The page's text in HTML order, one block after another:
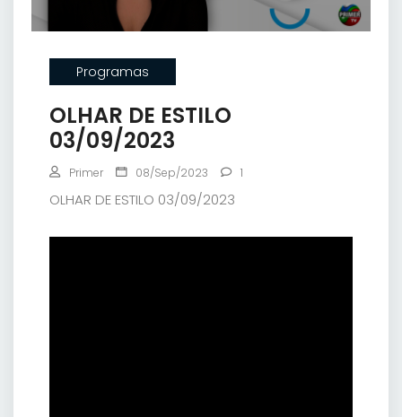
Programas
OLHAR DE ESTILO
03/09/2023
Primer 08/Sep/2023 1
OLHAR DE ESTILO 03/09/2023